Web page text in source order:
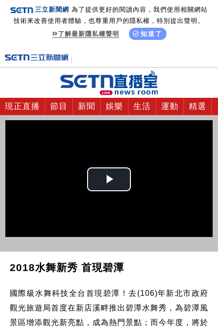
三立新聞網 為了提供更好的閱讀內容，我們使用相關網站
技術來改善使用者體驗，也尊重用戶的隱私權，特別提出聲明。
了解最新隱私權聲明
知道了
現正直播 節目 新聞 娛樂 生活 運動 精選
Play
2018水舞新秀 首現碧潭
國際級水舞科技全台首現碧潭！去(106)年新北市政府
觀光旅遊局首度在新店溪畔推出碧潭水舞秀，為碧潭風
景區增添觀光新亮點，成為熱門景點；而今年度，將於